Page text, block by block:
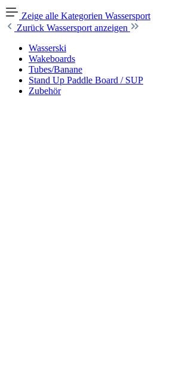
Zeige alle Kategorien Wassersport
Zurück Wassersport anzeigen
Wasserski
Wakeboards
Tubes/Banane
Stand Up Paddle Board / SUP
Zubehör